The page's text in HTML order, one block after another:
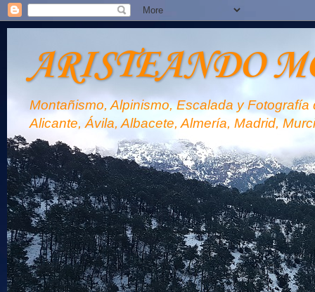
ARISTEANDO
Montañismo, Alpinismo, Escalada y
Alicante, Ávila, Albacete, Almería, Madrid,